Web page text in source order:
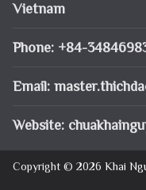
Vietnam
Phone: +84-
Email:
Website:
Copyright © 2026 Khai